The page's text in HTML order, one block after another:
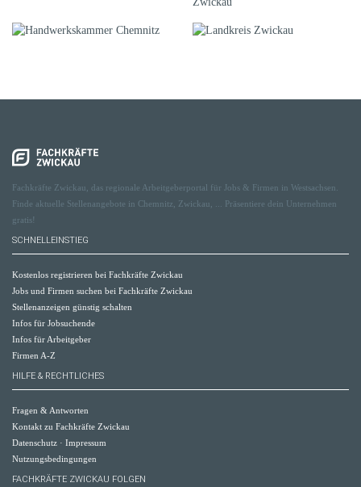
Fachkräfte Zwickau, das regionale Arbeitgeberportal für Jobs & Firmen in Westsachsen.
Finde aktuelle Stellenangebote in Chemnitz, Zwickau, ... Präsentiere dein Unternehmen
gratis!
SCHNELLEINSTIEG
Kostenlos registrieren bei Fachkräfte Zwickau
Jobs und Firmen suchen bei Fachkräfte Zwickau
Stellenanzeigen günstig schalten
Infos für Jobsuchende
Infos für Arbeitgeber
Firmen A-Z
HILFE & RECHTLICHES
Fragen & Antworten
Kontakt zu Fachkräfte Zwickau
Datenschutz · Impressum
Nutzungsbedingungen
FACHKRÄFTE ZWICKAU FOLGEN